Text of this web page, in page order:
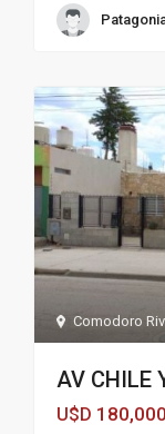
Comodoro
AV CHILE
U$D 180,000